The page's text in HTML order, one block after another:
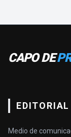
CAPO DE
EDITORIAL
Medio de